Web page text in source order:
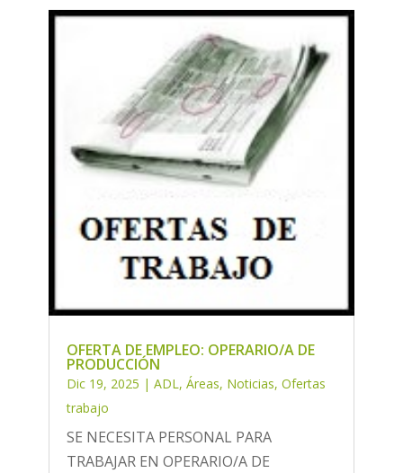
OFERTA DE EMPLEO: OPERARIO/A DE
PRODUCCIÓN
Dic 19, 2025 | ADL, Áreas, Noticias, Ofertas
trabajo
SE NECESITA PERSONAL PARA
TRABAJAR EN OPERARIO/A DE